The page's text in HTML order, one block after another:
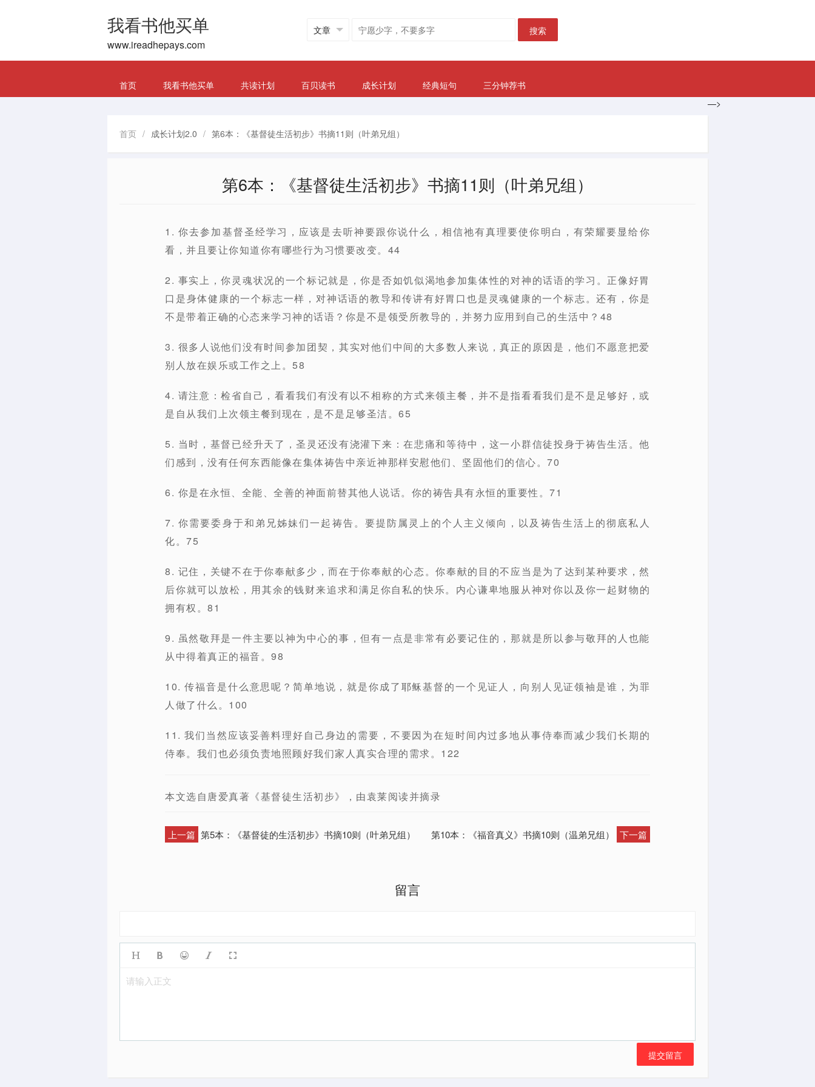
我看书他买单
www.ireadhepays.com
搜索
首页 我看书他买单 共读计划 百贝读书 成长计划 经典短句
三分钟荐书
—>
首页 / 成长计划2.0 / 第6本：《基督徒生活初步》书摘11则（叶弟兄组）
第6本：《基督徒生活初步》书摘11则（叶弟兄组）
1. 你去参加基督圣经学习，应该是去听神要跟你说什么，相信祂有真理要使你明白，有荣耀要显给你
看，并且要让你知道你有哪些行为习惯要改变。44
2. 事实上，你灵魂状况的一个标记就是，你是否如饥似渴地参加集体性的对神的话语的学习。正像好胃
口是身体健康的一个标志一样，对神话语的教导和传讲有好胃口也是灵魂健康的一个标志。还有，你是
不是带着正确的心态来学习神的话语？你是不是领受所教导的，并努力应用到自己的生活中？48
3. 很多人说他们没有时间参加团契，其实对他们中间的大多数人来说，真正的原因是，他们不愿意把爱
别人放在娱乐或工作之上。58
4. 请注意：检省自己，看看我们有没有以不相称的方式来领主餐，并不是指看看我们是不是足够好，或
是自从我们上次领主餐到现在，是不是足够圣洁。65
5. 当时，基督已经升天了，圣灵还没有浇灌下来：在悲痛和等待中，这一小群信徒投身于祷告生活。他
们感到，没有任何东西能像在集体祷告中亲近神那样安慰他们、坚固他们的信心。70
6. 你是在永恒、全能、全善的神面前替其他人说话。你的祷告具有永恒的重要性。71
7. 你需要委身于和弟兄姊妹们一起祷告。要提防属灵上的个人主义倾向，以及祷告生活上的彻底私人
化。75
8. 记住，关键不在于你奉献多少，而在于你奉献的心态。你奉献的目的不应当是为了达到某种要求，然
后你就可以放松，用其余的钱财来追求和满足你自私的快乐。内心谦卑地服从神对你以及你一起财物的
拥有权。81
9. 虽然敬拜是一件主要以神为中心的事，但有一点是非常有必要记住的，那就是所以参与敬拜的人也能
从中得着真正的福音。98
10. 传福音是什么意思呢？简单地说，就是你成了耶稣基督的一个见证人，向别人见证领袖是谁，为罪
人做了什么。100
11. 我们当然应该妥善料理好自己身边的需要，不要因为在短时间内过多地从事侍奉而减少我们长期的
侍奉。我们也必须负责地照顾好我们家人真实合理的需求。122
本文选自唐爱真著《基督徒生活初步》，由袁莱阅读并摘录
上一篇 第5本：《基督徒的生活初步》书摘10则（叶弟兄组） 第10本：《福音真义》书摘10则（温弟兄组） 下一篇
留言
请输入正文
提交留言